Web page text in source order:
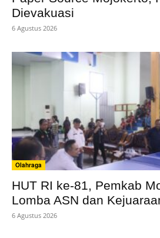
Dievakuasi
6 Agustus 2026
Olahraga
HUT RI ke-81, Pemkab
Lomba ASN dan
6 Agustus 2026